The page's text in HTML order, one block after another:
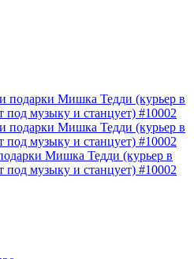
Мишка Тедди (курьер в
под музыку и станцует) #10002